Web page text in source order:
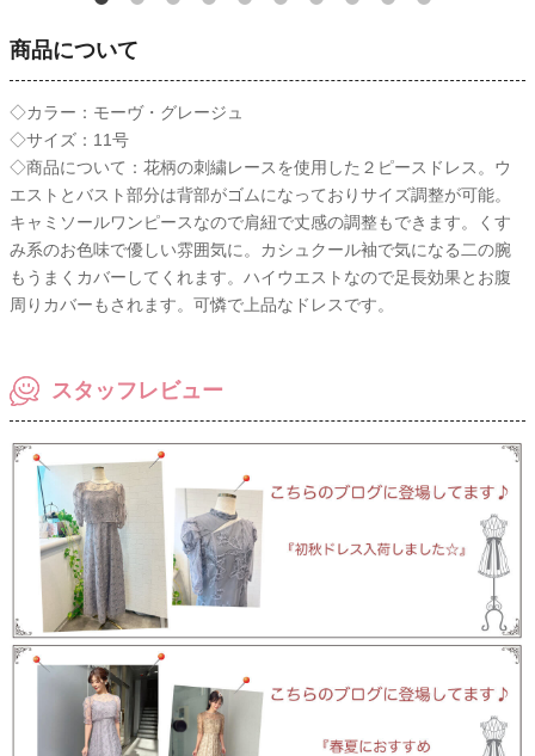
商品について
◇カラー：モーヴ・グレージュ
◇サイズ：11号
◇商品について：花柄の刺繍レースを使用した２ピースドレス。ウ
エストとバスト部分は背部がゴムになっておりサイズ調整が可能。
キャミソールワンピースなので肩紐で丈感の調整もできます。くす
み系のお色味で優しい雰囲気に。カシュクール袖で気になる二の腕
もうまくカバーしてくれます。ハイウエストなので足長効果とお腹
周りカバーもされます。可憐で上品なドレスです。
スタッフレビュー